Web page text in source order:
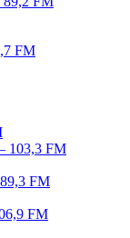
FM
103,3 FM
FM
FM